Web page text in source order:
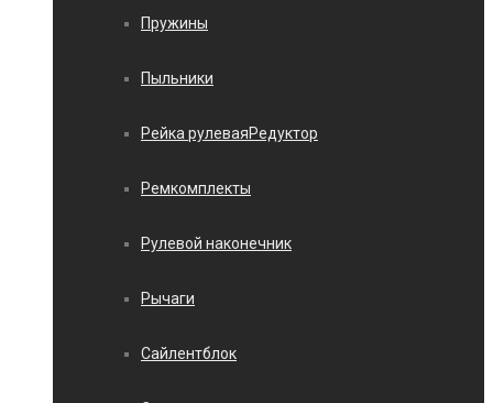
Пружины
Пыльники
Рейка рулеваяРедуктор
Ремкомплекты
Рулевой наконечник
Рычаги
Сайлентблок